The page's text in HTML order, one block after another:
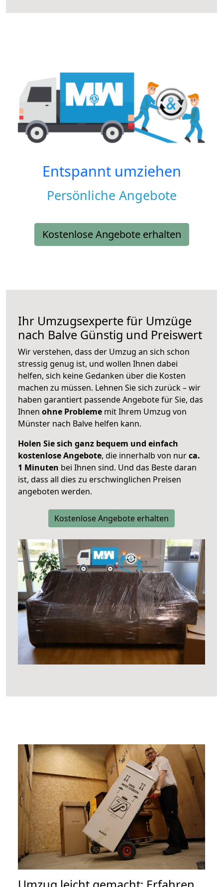
Entspannt umziehen
Persönliche Angebote
Kostenlose Angebote erhalten
Ihr Umzugsexperte für Umzüge
nach Balve Günstig und Preiswert
Wir verstehen, dass der Umzug an sich schon
stressig genug ist, und wollen Ihnen dabei
helfen, sich keine Gedanken über die Kosten
machen zu müssen. Lehnen Sie sich zurück – wir
haben garantiert passende Angebote für Sie, das
Ihnen ohne Probleme mit Ihrem Umzug von
Münster nach Balve helfen kann.
Holen Sie sich ganz bequem und einfach
kostenlose Angebote, die innerhalb von nurca.
1 Minuten bei Ihnen sind. Und das Beste daran
ist, dass all dies zu erschwinglichen Preisen
angeboten werden.
Kostenlose Angebote erhalten